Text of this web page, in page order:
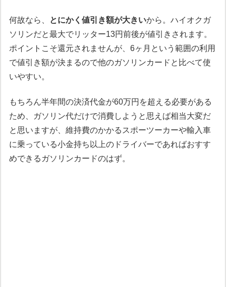
何故なら、 とにかく値引き額が大きいから。ハイオクガ
ソリンだと最大でリッター13円前後が値引きされます。
ポイントこそ還元されませんが、6ヶ月という範囲の利用
で値引き額が決まるので他のガソリンカードと比べて使
いやすい。
もちろん半年間の決済代金が60万円を超える必要がある
ため、ガソリン代だけで消費しようと思えば相当大変だ
と思いますが、維持費のかかるスポーツーカーや輸入車
に乗っている小金持ち以上のドライバーであればおすす
めできるガソリンカードのはず。